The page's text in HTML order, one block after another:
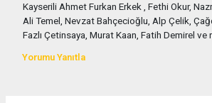
Kayserili Ahmet Furkan Erkek , Fethi Okur,
Ali Temel, Nevzat Bahçecioğlu, Alp Çelik,
Fazlı Çetinsaya, Murat Kaan, Fatih Demirel ve
Yorumu Yanıtla